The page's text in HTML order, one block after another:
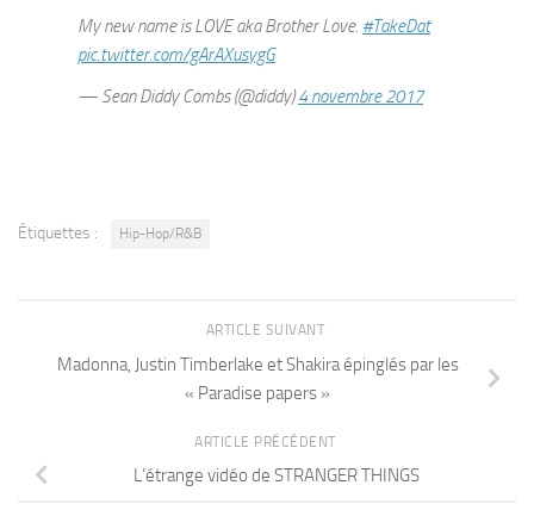
My new name is LOVE aka Brother Love. #TakeDat
pic.twitter.com/gArAXusygG
— Sean Diddy Combs (@diddy)4 novembre 2017
Étiquettes : Hip-Hop/R&B
ARTICLE SUIVANT
Madonna, Justin Timberlake et Shakira épinglés par les
« Paradise papers »
ARTICLE PRÉCÉDENT
L’étrange vidéo de STRANGER THINGS